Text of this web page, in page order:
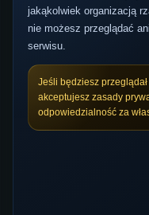
jakąkolwiek organizacją
nie możesz przeglądać
serwisu.
Jeśli będziesz przeglądał
akceptujesz zasady
odpowiedzialność za